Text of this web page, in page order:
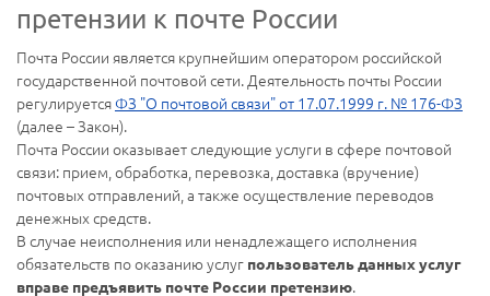
претензии к почте России
Почта России является крупнейшим оператором российской
государственной почтовой сети. Деятельность почты России
регулируется ФЗ "О почтовой связи" от 17.07.1999 г. № 176-ФЗ
(далее – Закон).
Почта России оказывает следующие услуги в сфере почтовой
связи: прием, обработка, перевозка, доставка (вручение)
почтовых отправлений, а также осуществление переводов
денежных средств.
В случае неисполнения или ненадлежащего исполнения
обязательств по оказанию услуг пользователь данных услуг
вправе предъявить почте России претензию.